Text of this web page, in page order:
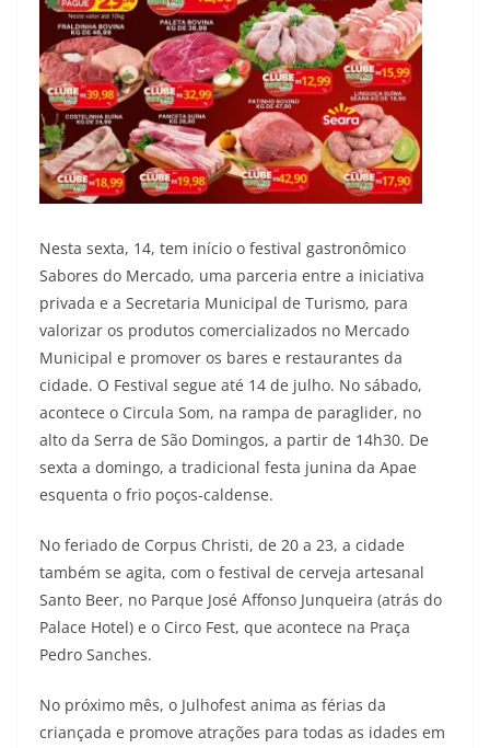
Nesta sexta, 14, tem início o festival gastronômico
Sabores do Mercado, uma parceria entre a iniciativa
privada e a Secretaria Municipal de Turismo, para
valorizar os produtos comercializados no Mercado
Municipal e promover os bares e restaurantes da
cidade. O Festival segue até 14 de julho. No sábado,
acontece o Circula Som, na rampa de paraglider, no
alto da Serra de São Domingos, a partir de 14h30. De
sexta a domingo, a tradicional festa junina da Apae
esquenta o frio poços-caldense.
No feriado de Corpus Christi, de 20 a 23, a cidade
também se agita, com o festival de cerveja artesanal
Santo Beer, no Parque José Affonso Junqueira (atrás do
Palace Hotel) e o Circo Fest, que acontece na Praça
Pedro Sanches.
No próximo mês, o Julhofest anima as férias da
criançada e promove atrações para todas as idades em